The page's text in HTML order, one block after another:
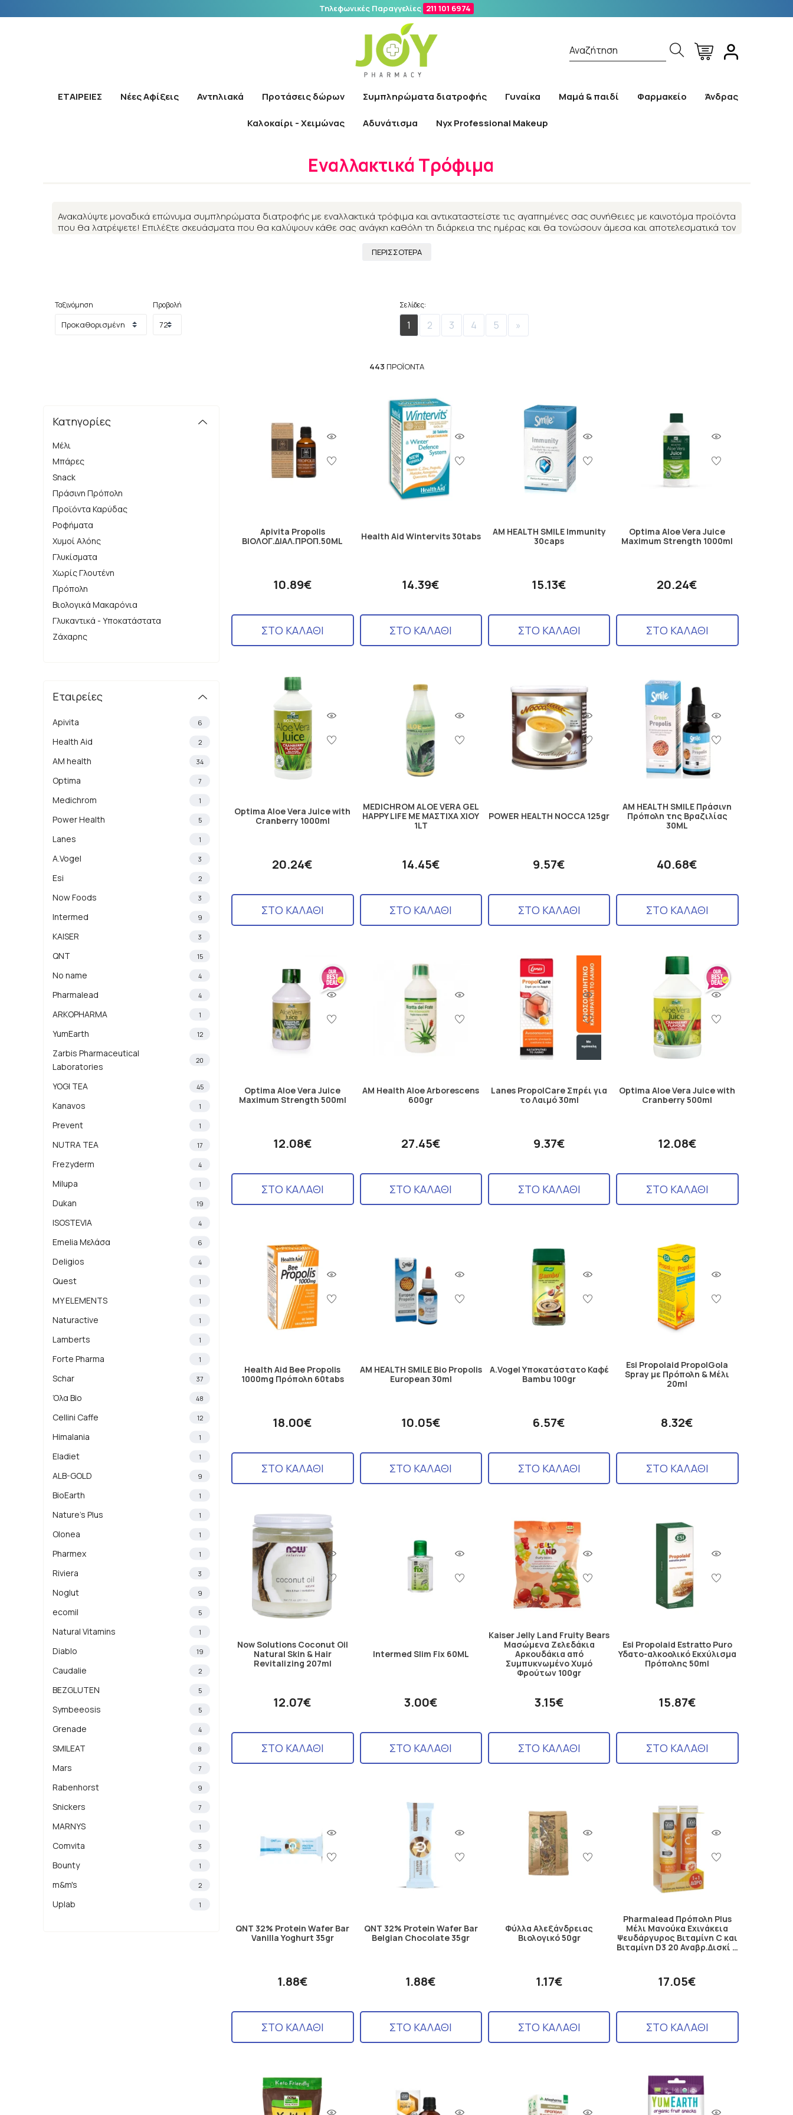
Τηλεφωνικές Παραγγελίες 211 101 6974
Αναζήτηση
ΕΤΑΙΡΕΙΕΣ Νέες Αφίξεις Αντηλιακά Προτάσεις δώρων Συμπληρώματα διατροφής Γυναίκα Μαμά & παιδί Φαρμακείο Άνδρας
Καλοκαίρι - Χειμώνας Αδυνάτισμα Nyx Professional Makeup
Αναζήτηση
Αρχική / Συμπληρώματα διατροφής Εναλλακτικά Τρόφιμα
Εναλλακτικά Τρόφιμα
Ανακαλύψτε μοναδικά επώνυμα συμπληρώματα διατροφής με εναλλακτικά τρόφιμα και αντικαταστείστε τις αγαπημένες σας συνήθειες με καινοτόμα προϊόντα
που θα λατρέψετε! Επιλέξτε σκευάσματα που θα καλύψουν κάθε σας ανάγκη καθόλη τη διάρκεια της ημέρας και θα τονώσουν άμεσα και αποτελεσματικά τον
ΠΕΡΙΣΣΟΤΕΡΑ
Ταξινόμηση Προβολή Σελίδες:
1 2 3 4 5 »
443ΠΡΟΪΌΝΤΑ
Κατηγορίες
Μέλι
Μπάρες
Snack
Πράσινη Πρόπολη
Προϊόντα Καρύδας
Ροφήματα
Χυμοί Αλόης
Γλυκίσματα
Χωρίς Γλουτένη
Πρόπολη
Βιολογικά Μακαρόνια
Γλυκαντικά - Υποκατάστατα
Ζάχαρης
Εταιρείες
Apivita 6
Health Aid 2
AM health 34
Optima 7
Medichrom 1
Power Health 5
Lanes 1
A.Vogel 3
Esi 2
Now Foods 3
Intermed 9
KAISER 3
QNT 15
No name 4
Pharmalead 4
ARKOPHARMA 1
YumEarth 12
Zarbis Pharmaceutical
Laboratories
20
YOGI TEA 45
Kanavos 1
Prevent 1
NUTRA TEA 17
Frezyderm 4
Milupa 1
Dukan 19
ISOSTEVIA 4
Emelia Μελάσα 6
Deligios 4
Quest 1
MY ELEMENTS 1
Naturactive 1
Lamberts 1
Forte Pharma 1
Schar 37
Όλα Bio 48
Cellini Caffe 12
Himalania 1
Eladiet 1
ALB-GOLD 9
BioEarth 1
Nature's Plus 1
Olonea 1
Pharmex 1
Riviera 3
Noglut 9
ecomil 5
Natural Vitamins 1
Diablo 19
Caudalie 2
BEZGLUTEN 5
Symbeeosis 5
Grenade 4
SMILEAT 8
Mars 7
Rabenhorst 9
Snickers 7
MARNYS 1
Comvita 3
Bounty 1
m&m's 2
Uplab 1
Apivita Propolis
ΒΙΟΛΟΓ.ΔΙΑΛ.ΠΡΟΠ.50ML
10.89€
ΣΤΟ ΚΑΛΑΘΙ
Health Aid Wintervits 30tabs
14.39€
ΣΤΟ ΚΑΛΑΘΙ
AM HEALTH SMILE Immunity
30caps
15.13€
ΣΤΟ ΚΑΛΑΘΙ
Optima Aloe Vera Juice
Maximum Strength 1000ml
20.24€
ΣΤΟ ΚΑΛΑΘΙ
Optima Aloe Vera Juice with
Cranberry 1000ml
20.24€
ΣΤΟ ΚΑΛΑΘΙ
MEDICHROM ALOE VERA GEL
HAPPY LIFE ΜΕ ΜΑΣΤΙΧΑ ΧΙΟΥ
1LT
14.45€
ΣΤΟ ΚΑΛΑΘΙ
POWER HEALTH NOCCA 125gr
9.57€
ΣΤΟ ΚΑΛΑΘΙ
AM HEALTH SMILE Πράσινη
Πρόπολη της Βραζιλίας
30ML
40.68€
ΣΤΟ ΚΑΛΑΘΙ
Optima Aloe Vera Juice
Maximum Strength 500ml
12.08€
ΣΤΟ ΚΑΛΑΘΙ
AM Health Aloe Arborescens
600gr
27.45€
ΣΤΟ ΚΑΛΑΘΙ
Lanes PropolCare Σπρέι για
το Λαιμό 30ml
9.37€
ΣΤΟ ΚΑΛΑΘΙ
Optima Aloe Vera Juice with
Cranberry 500ml
12.08€
ΣΤΟ ΚΑΛΑΘΙ
Health Aid Bee Propolis
1000mg Πρόπολη 60tabs
18.00€
ΣΤΟ ΚΑΛΑΘΙ
AM HEALTH SMILE Bio Propolis
European 30ml
10.05€
ΣΤΟ ΚΑΛΑΘΙ
A.Vogel Υποκατάστατο Καφέ
Bambu 100gr
6.57€
ΣΤΟ ΚΑΛΑΘΙ
Esi Propolaid PropolGola
Spray με Πρόπολη & Μέλι
20ml
8.32€
ΣΤΟ ΚΑΛΑΘΙ
Now Solutions Coconut Oil
Natural Skin & Hair
Revitalizing 207ml
12.07€
ΣΤΟ ΚΑΛΑΘΙ
Intermed Slim Fix 60ML
3.00€
ΣΤΟ ΚΑΛΑΘΙ
Kaiser Jelly Land Fruity Bears
Μασώμενα Ζελεδάκια
Αρκουδάκια από
Συμπυκνωμένο Χυμό
Φρούτων 100gr
3.15€
ΣΤΟ ΚΑΛΑΘΙ
Esi Propolaid Estratto Puro
Υδατο-αλκοολικό Eκχύλισμα
Πρόπολης 50ml
15.87€
ΣΤΟ ΚΑΛΑΘΙ
QNT 32% Protein Wafer Bar
Vanilla Yoghurt 35gr
1.88€
ΣΤΟ ΚΑΛΑΘΙ
QNT 32% Protein Wafer Bar
Belgian Chocolate 35gr
1.88€
ΣΤΟ ΚΑΛΑΘΙ
Φύλλα Αλεξάνδρειας
Βιολογικό 50gr
1.17€
ΣΤΟ ΚΑΛΑΘΙ
Pharmalead Πρόπολη Plus
Μέλι Μανούκα Εχινάκεια
Ψευδάργυρος Βιταμίνη C και
Βιταμίνη D3 20 Αναβρ.Δισκί …
17.05€
ΣΤΟ ΚΑΛΑΘΙ